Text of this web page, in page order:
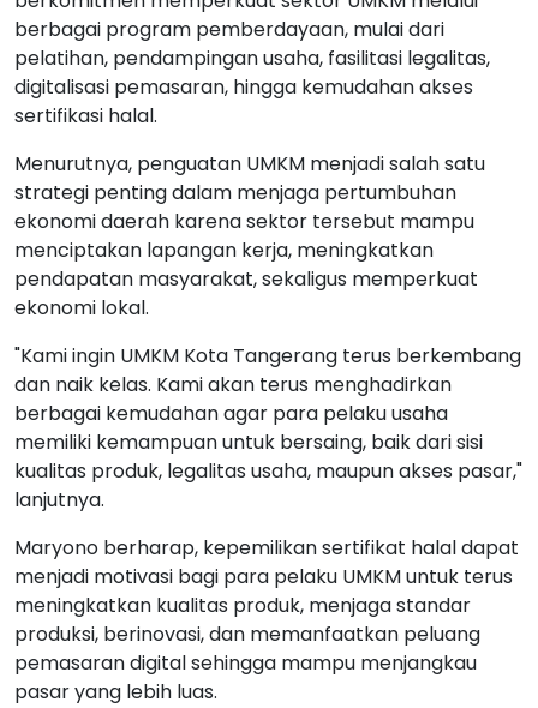
berbagai program pemberdayaan, mulai dari
pelatihan, pendampingan usaha, fasilitasi legalitas,
digitalisasi pemasaran, hingga kemudahan akses
sertifikasi halal.
Menurutnya, penguatan UMKM menjadi salah satu
strategi penting dalam menjaga pertumbuhan
ekonomi daerah karena sektor tersebut mampu
menciptakan lapangan kerja, meningkatkan
pendapatan masyarakat, sekaligus memperkuat
ekonomi lokal.
"Kami ingin UMKM Kota Tangerang terus berkembang
dan naik kelas. Kami akan terus menghadirkan
berbagai kemudahan agar para pelaku usaha
memiliki kemampuan untuk bersaing, baik dari sisi
kualitas produk, legalitas usaha, maupun akses pasar,"
lanjutnya.
Maryono berharap, kepemilikan sertifikat halal dapat
menjadi motivasi bagi para pelaku UMKM untuk terus
meningkatkan kualitas produk, menjaga standar
produksi, berinovasi, dan memanfaatkan peluang
pemasaran digital sehingga mampu menjangkau
pasar yang lebih luas.